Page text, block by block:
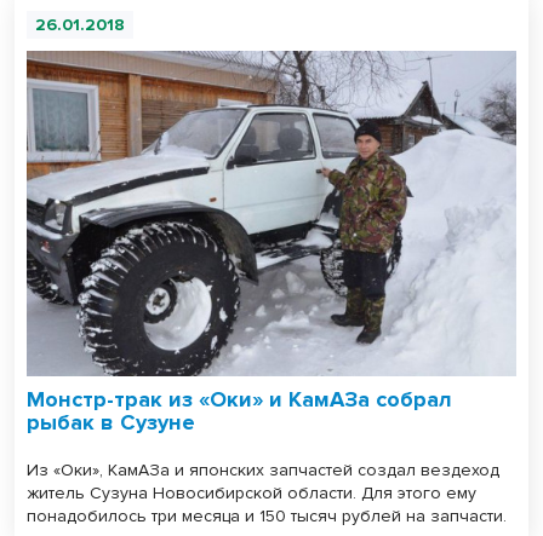
26.01.2018
Монстр-трак из «Оки» и КамАЗа собрал
рыбак в Сузуне
Из «Оки», КамАЗа и японских запчастей создал вездеход
житель Сузуна Новосибирской области. Для этого ему
понадобилось три месяца и 150 тысяч рублей на запчасти.